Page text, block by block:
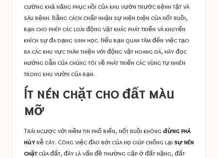
cường khả năng phục hồi của khu vườn trước bệnh tật và
sâu bệnh. Bằng cách chấp nhận sự hiện diện của nốt ruồi,
bạn cho phép các loài động vật khác phát triển và khuyến
khích sự đa dạng sinh học. Nếu bạn quan tâm đến việc tạo
ra các khu vực thân thiện với động vật hoang dã, hãy đọc
hướng dẫn của chúng tôi vềphát triển các vùng tự nhiên
trong khu vườn của bạn.
Ít nén chặt cho đất màu
mỡ
Trái ngược với niềm tin phổ biến, nốt ruồi không đừng phá
hủyrễ cây. Công việc đào bới của họ giúp chống lại sự nén
chặtcủa đất, đây là vấn đề thường gặp ở đất nặng, đất